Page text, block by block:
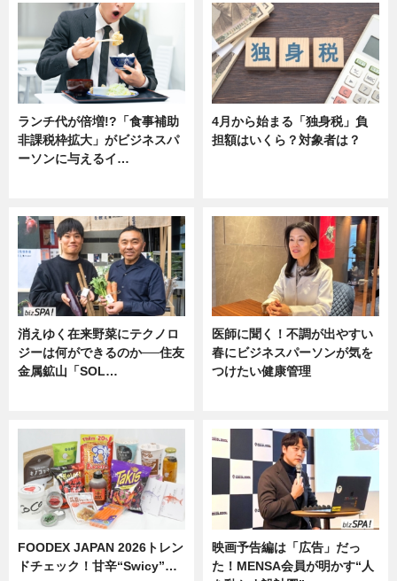
ランチ代が倍増!?「食事補助
非課税枠拡大」がビジネスパ
ーソンに与えるイ…
4月から始まる「独身税」負
担額はいくら？対象者は？
消えゆく在来野菜にテクノロ
ジーは何ができるのか──住友
金属鉱山「SOL…
医師に聞く！不調が出やすい
春にビジネスパーソンが気を
つけたい健康管理
FOODEX JAPAN 2026トレン
ドチェック！甘辛“Swicy”…
映画予告編は「広告」だっ
た！MENSA会員が明かす“人